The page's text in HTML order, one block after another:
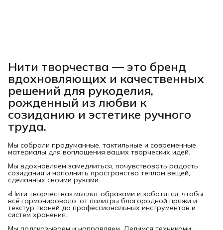
Нити творчества — это бренд
вдохновляющих и качественных
решений для рукоделия,
рожденный из любви к
созиданию и эстетике ручного
труда.
Мы собрали продуманные, тактильные и современные
материалы для воплощения ваших творческих идей.
Мы вдохновляем замедлиться, почувствовать радость
созидания и наполнить пространство теплом вещей,
сделанных своими руками.
«Нити творчества» мыслят образами и заботятся, чтобы
всё гармонировало: от палитры благородной пряжи и
текстур тканей до профессиональных инструментов и
систем хранения.